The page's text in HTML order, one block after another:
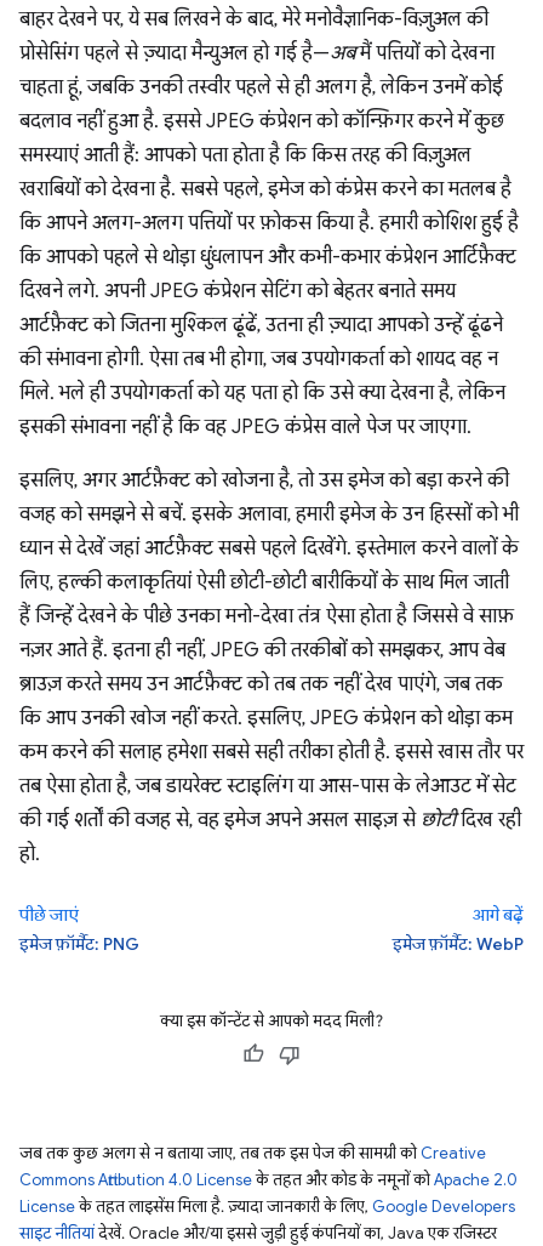
बाहर देखने पर, ये सब लिखने के बाद, मेरे मनोवैज्ञानिक-विज़ुअल की
प्रोसेसिंग पहले से ज़्यादा मैन्युअल हो गई है—अबमैं पत्तियों को देखना
चाहता हूं, जबकि उनकी तस्वीर पहले से ही अलग है, लेकिन उनमें कोई
बदलाव नहीं हुआ है. इससे JPEG कंप्रेशन को कॉन्फ़िगर करने में कुछ
समस्याएं आती हैं: आपको पता होता है कि किस तरह की विज़ुअल
खराबियों को देखना है. सबसे पहले, इमेज को कंप्रेस करने का मतलब है
कि आपने अलग-अलग पत्तियों पर फ़ोकस किया है. हमारी कोशिश हुई है
कि आपको पहले से थोड़ा धुंधलापन और कभी-कभार कंप्रेशन आर्टिफ़ैक्ट
दिखने लगे. अपनी JPEG कंप्रेशन सेटिंग को बेहतर बनाते समय
आर्टफ़ैक्ट को जितना मुश्किल ढूंढें, उतना ही ज़्यादा आपको उन्हें ढूंढने
की संभावना होगी. ऐसा तब भी होगा, जब उपयोगकर्ता को शायद वह न
मिले. भले ही उपयोगकर्ता को यह पता हो कि उसे क्या देखना है, लेकिन
इसकी संभावना नहीं है कि वह JPEG कंप्रेस वाले पेज पर जाएगा.
इसलिए, अगर आर्टफ़ैक्ट को खोजना है, तो उस इमेज को बड़ा करने की
वजह को समझने से बचें. इसके अलावा, हमारी इमेज के उन हिस्सों को भी
ध्यान से देखें जहां आर्टफ़ैक्ट सबसे पहले दिखेंगे. इस्तेमाल करने वालों के
लिए, हल्की कलाकृतियां ऐसी छोटी-छोटी बारीकियों के साथ मिल जाती
हैं जिन्हें देखने के पीछे उनका मनो-देखा तंत्र ऐसा होता है जिससे वे साफ़
नज़र आते हैं. इतना ही नहीं, JPEG की तरकीबों को समझकर, आप वेब
ब्राउज़ करते समय उन आर्टफ़ैक्ट को तब तक नहीं देख पाएंगे, जब तक
कि आप उनकी खोज नहीं करते. इसलिए, JPEG कंप्रेशन को थोड़ा कम
कम करने की सलाह हमेशा सबसे सही तरीका होती है. इससे खास तौर पर
तब ऐसा होता है, जब डायरेक्ट स्टाइलिंग या आस-पास के लेआउट में सेट
की गई शर्तों की वजह से, वह इमेज अपने असल साइज़ से छोटीदिख रही
हो.
पीछे जाएं
इमेज फ़ॉर्मैट: PNG
आगे बढ़ें
इमेज फ़ॉर्मैट: WebP
क्या इस कॉन्टेंट से आपको मदद मिली?
जब तक कुछ अलग से न बताया जाए, तब तक इस पेज की सामग्री कोCreative
Commons Attribution 4.0 Licenseके तहत और कोड के नमूनों कोApache 2.0
Licenseके तहत लाइसेंस मिला है. ज़्यादा जानकारी के लिए, Google Developers
साइट नीतियांदेखें. Oracle और/या इससे जुड़ी हुई कंपनियों का, Java एक रजिस्टर